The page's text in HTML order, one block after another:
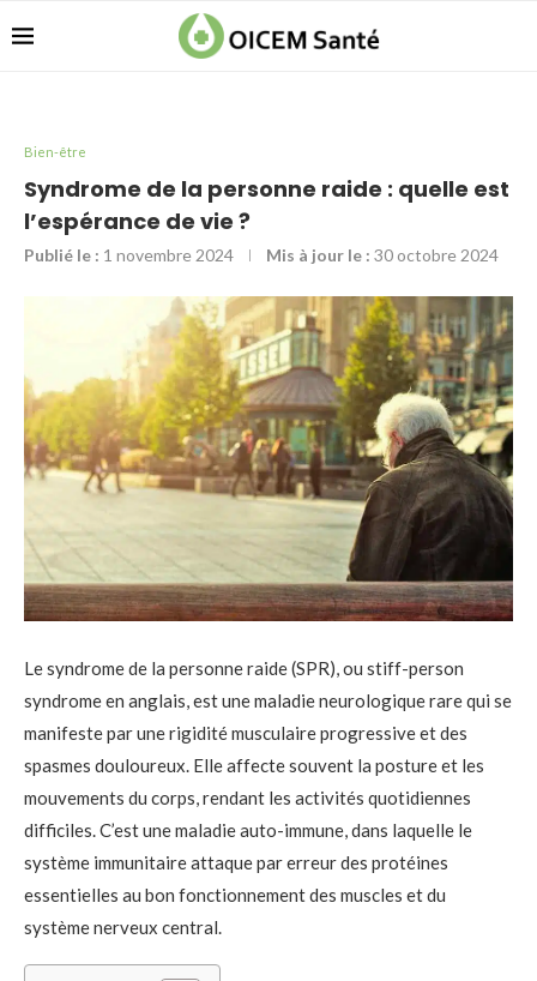
Bien-être
Syndrome de la personne raide : quelle est
l’espérance de vie ?
Publié le : 1 novembre 2024 Mis à jour le : 30 octobre 2024
Le syndrome de la personne raide (SPR), ou stiff-person
syndrome en anglais, est une maladie neurologique rare qui se
manifeste par une rigidité musculaire progressive et des
spasmes douloureux. Elle affecte souvent la posture et les
mouvements du corps, rendant les activités quotidiennes
difficiles. C’est une maladie auto-immune, dans laquelle le
système immunitaire attaque par erreur des protéines
essentielles au bon fonctionnement des muscles et du
système nerveux central.